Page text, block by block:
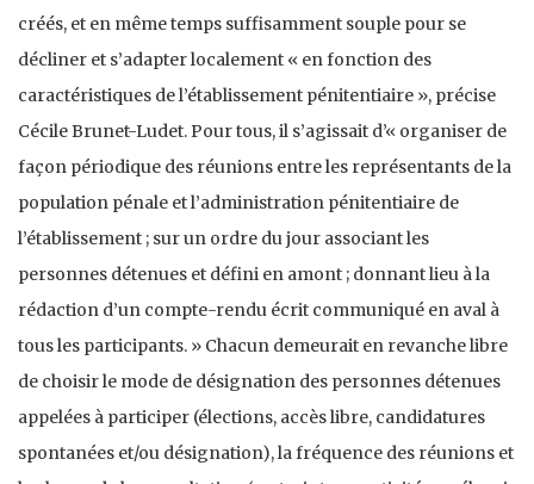
créés, et en même temps suffisamment souple pour se
décliner et s’adapter localement « en fonction des
caractéristiques de l’établissement pénitentiaire », précise
Cécile Brunet-Ludet. Pour tous, il s’agissait d’« organiser de
façon périodique des réunions entre les représentants de la
population pénale et l’administration pénitentiaire de
l’établissement ; sur un ordre du jour associant les
personnes détenues et défini en amont ; donnant lieu à la
rédaction d’un compte-rendu écrit communiqué en aval à
tous les participants. » Chacun demeurait en revanche libre
de choisir le mode de désignation des personnes détenues
appelées à participer (élections, accès libre, candidatures
spontanées et/ou désignation), la fréquence des réunions et